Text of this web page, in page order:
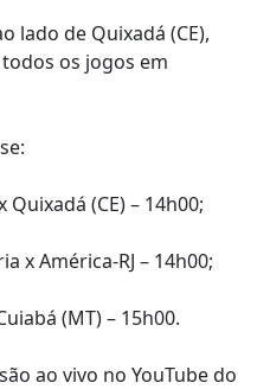
lado de Quixadá (CE),
todos os jogos em
(CE) – 14h00;
x América-RJ – 14h00;
(MT) – 15h00.
ao vivo no YouTube do